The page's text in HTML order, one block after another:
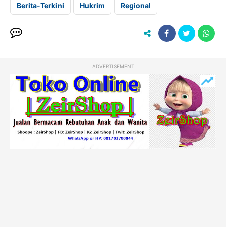
Berita-Terkini Hukrim Regional
ADVERTISEMENT